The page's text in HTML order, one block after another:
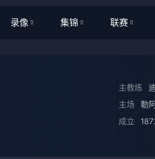
录像 集锦 联赛
亚洲杯
主教练
主场
勒
成立